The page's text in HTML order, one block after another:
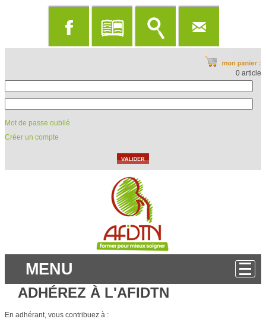
0 article
Mot de passe oublié
Créer un compte
MENU
ADHÉREZ À L'AFIDTN
En adhérant, vous contribuez à :